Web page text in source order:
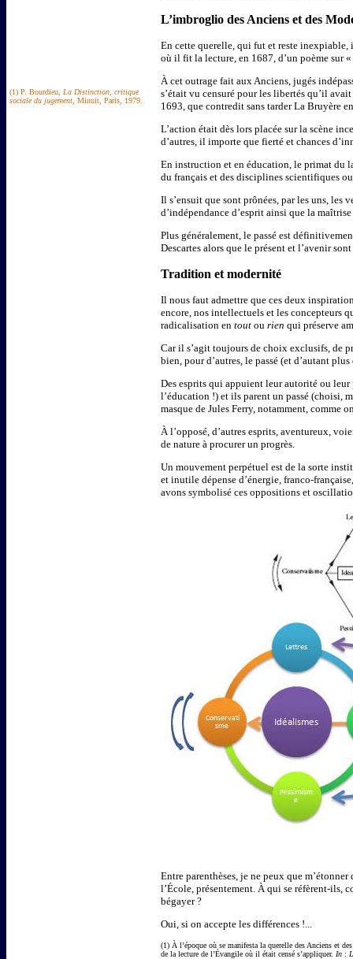
(1) P. Bourdieu, La Distinction, critique
sociale du jugement , Minuit, Paris, 1979.
L’imbroglio des Anciens et des
En cette querelle, qui fut et reste inexpiable,
où il fit la lecture, en 1687, d’un poème sur «
À cet outrage fait aux Anciens, jugés
s’était vu censuré pour les libertés qu’il
1693, que contredit sans tarder La Bruyère
L’action était dès lors placée sur la scène
d’autres, il importe que fierté et chances
En instruction et en éducation, le primat du
du français et des disciplines scientifiques
Il s’ensuit que sont prônées, par les uns, les
d’indépendance d’esprit ainsi que la
Plus généralement, le passé est
Descartes alors que le présent et l’avenir
Tradition et modernité
Il nous faut admettre que ces deux
encore, nos intellectuels et les concepteurs
radicalisation en tout ou rien qui préserve
Car il s’agit toujours de choix exclusifs, de
bien, pour d’autres, le passé (et d’autant
Des esprits qui appuient leur autorité ou
l’éducation !) et ils parent un passé (choisi,
masque de Jules Ferry, notamment, comme
À l’opposé, d’autres esprits, aventureux,
de nature à procurer un progrès.
Un mouvement perpétuel est de la sorte
et inutile dépense d’énergie, franco-
avons symbolisé ces oppositions et
Entre parenthèses, je ne peux que
l’École, présentement. À qui se réfèrent-ils,
bégayer ?
Oui, si on accepte les différences !...
(1) À l’époque où se manifesta la querelle des Anciens et
de la lecture de l’Évangile où il était censé s’appliquer. In :